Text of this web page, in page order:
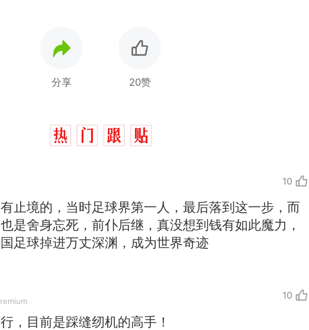
分享 20赞
10
止境的，当时足球界第一人，最后落到这一步，而
是舍身忘死，前仆后继，真没想到钱有如此魔力，
足球掉进万丈深渊，成为世界奇迹
10
，目前是踩缝纫机的高手！